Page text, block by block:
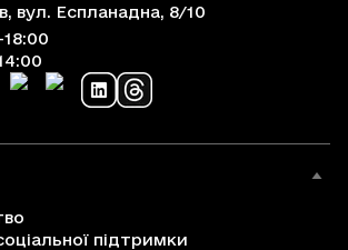
вул. Еспланадна, 8/10
підтримки